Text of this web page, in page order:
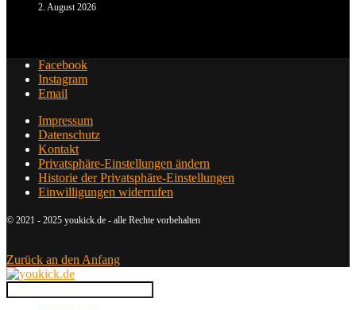
2. August 2026
Facebook
Instagram
Email
Impressum
Datenschutz
Kontakt
Privatsphäre-Einstellungen ändern
Historie der Privatsphäre-Einstellungen
Einwilligungen widerrufen
© 2021 - 2025 youkick.de - alle Rechte vorbehalten
Zurück an den Anfang